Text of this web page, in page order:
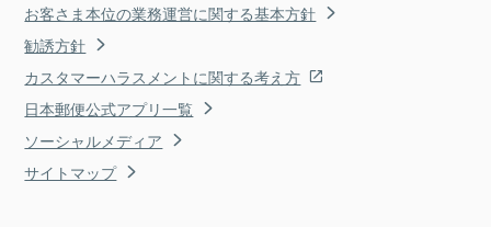
お客さま本位の業務運営に関する基本方針
勧誘方針
カスタマーハラスメントに関する考え方
日本郵便公式アプリ一覧
ソーシャルメディア
サイトマップ